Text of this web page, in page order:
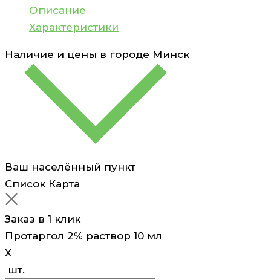
Описание
Характеристики
Наличие и цены в городе Минск
Ваш населённый пункт
Список Карта
Заказ в 1 клик
Протаргол 2% раствор 10 мл
X
шт.